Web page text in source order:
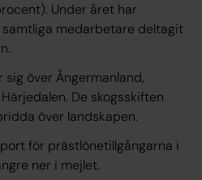
Under året har
medarbetare deltagit
över Ångermanland,
De skogsskiften
över landskapen.
för prästlönetillgångarna i
ner i mejlet.